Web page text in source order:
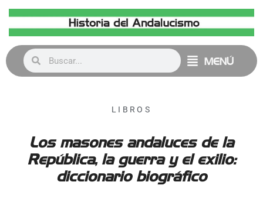
MENÚ
LIBROS
Los masones andaluces de la
República, la guerra y el exilio:
diccionario biográfico